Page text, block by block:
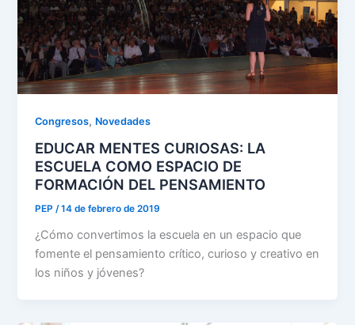
Congresos, Novedades
EDUCAR MENTES CURIOSAS: LA
ESCUELA COMO ESPACIO DE
FORMACIÓN DEL PENSAMIENTO
PEP/14 de febrero de 2019
¿Cómo convertimos la escuela en un espacio que
fomente el pensamiento crítico, curioso y creativo en
los niños y jóvenes?